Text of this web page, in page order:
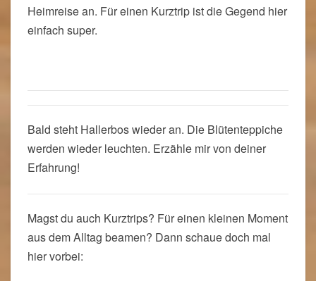
Heimreise an. Für einen Kurztrip ist die Gegend hier
einfach super.
Bald steht Hallerbos wieder an. Die Blütenteppiche
werden wieder leuchten. Erzähle mir von deiner
Erfahrung!
Magst du auch Kurztrips? Für einen kleinen Moment
aus dem Alltag beamen? Dann schaue doch mal
hier vorbei: